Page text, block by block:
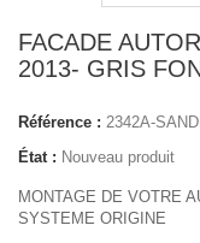
FACADE
2013- GRIS
Référence : 2342A-
État : Nouveau produit
MONTAGE DE VOTRE
SYSTEME ORIGINE